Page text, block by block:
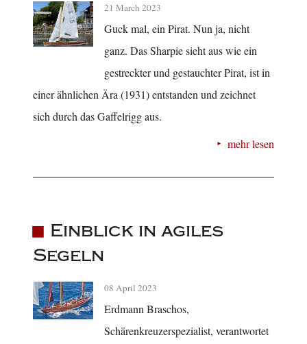
21 March 2023
Guck mal, ein Pirat. Nun ja, nicht
ganz. Das Sharpie sieht aus wie ein
gestreckter und gestauchter Pirat, ist in
einer ähnlichen Ära (1931) entstanden und zeichnet
sich durch das Gaffelrigg aus.
mehr lesen
Einblick in agiles
Segeln
08 April 2023
Erdmann Braschos,
Schärenkreuzerspezialist, verantwortet